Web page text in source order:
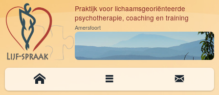
Praktijk voor lichaamsgeoriënteerde
psychotherapie, coaching en training
Amersfoort